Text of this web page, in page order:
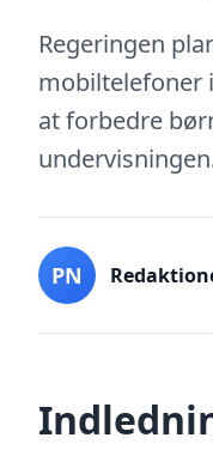
Regeringen
mobiltelefoner
at forbedre
PN